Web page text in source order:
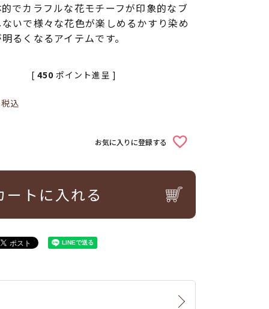
でカラフルな花モチーフが印象的なブ
いで様々な花色が楽しめるかすり染め
るくなるアイテムです。
税込
[ 450 ポイント進呈 ]
お気に入りに登録する
ートに入れる